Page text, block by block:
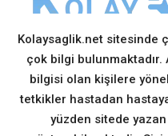
Kolaysaglik.net sitesinde
çok bilgi bulunmaktadır.
bilgisi olan kişilere
tetkikler hastadan
yüzden sitede